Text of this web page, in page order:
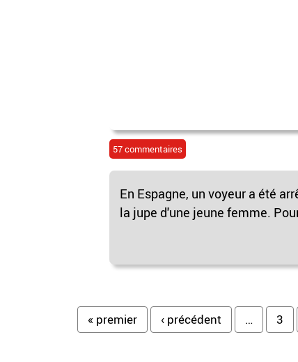
57 commentaires
En Espagne, un voyeur a été
la jupe d'une jeune femme.
Pages
« premier ‹ précédent … 3